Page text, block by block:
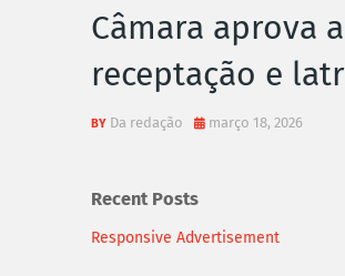
Câmara aprova
receptação e
Da redação março 18, 2026
Recent Posts
Responsive Advertisement